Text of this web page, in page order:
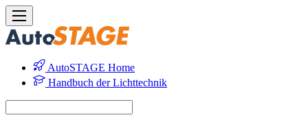
AutoSTAGE Home
Handbuch der Lichttechnik